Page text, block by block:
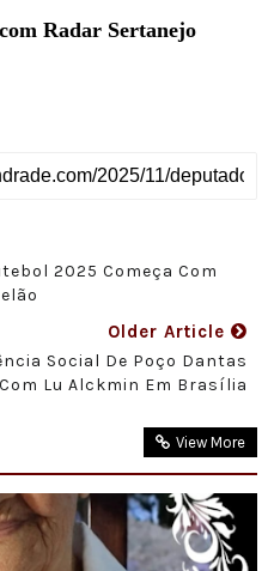
Radar Sertanejo
2025 Começa Com
Older Article
Social De Poço Dantas
Lu Alckmin Em Brasília
View More